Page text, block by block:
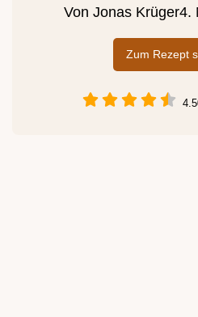
Von Jonas Krüger4.
Zum Rezept